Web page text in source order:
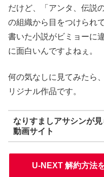
だけど、「アンタ、伝説
の組織から目をつけられ
書いた小説がビミョーに
に面白いんですよねぇ。
何の気なしに見てみたら
リジナル作品です。
なりすましアサシンが
動画サイト
U-NEXT 解約方法